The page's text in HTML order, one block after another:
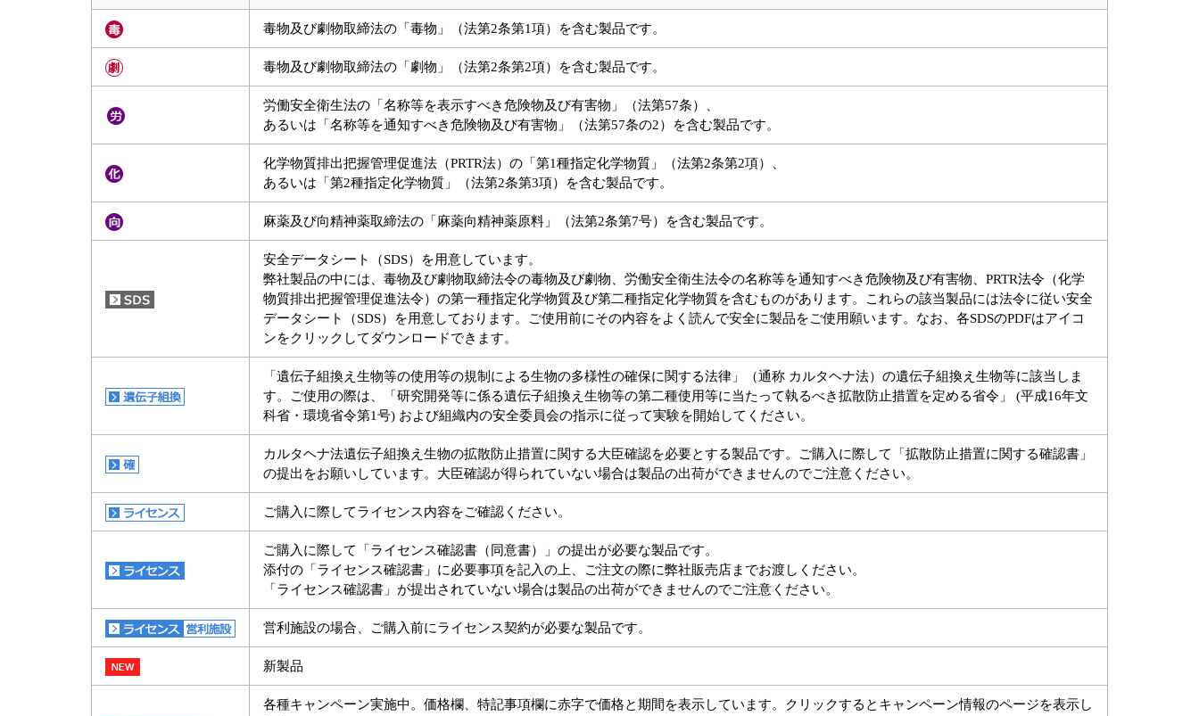
毒物及び劇物取締法の「毒物」（法第2条第1項）を含む製品です。
毒物及び劇物取締法の「劇物」（法第2条第2項）を含む製品です。
労働安全衛生法の「名称等を表示すべき危険物及び有害物」（法第57条）、
あるいは「名称等を通知すべき危険物及び有害物」（法第57条の2）を含む製品です。
化学物質排出把握管理促進法（PRTR法）の「第1種指定化学物質」（法第2条第2項）、
あるいは「第2種指定化学物質」（法第2条第3項）を含む製品です。
麻薬及び向精神薬取締法の「麻薬向精神薬原料」（法第2条第7号）を含む製品です。
安全データシート（SDS）を用意しています。
弊社製品の中には、毒物及び劇物取締法令の毒物及び劇物、労働安全衛生法令の名称等を通知すべき危険物及び有害物、PRTR法令（化学
物質排出把握管理促進法令）の第一種指定化学物質及び第二種指定化学物質を含むものがあります。これらの該当製品には法令に従い安全
データシート（SDS）を用意しております。ご使用前にその内容をよく読んで安全に製品をご使用願います。なお、各SDSのPDFはアイコ
ンをクリックしてダウンロードできます。
「遺伝子組換え生物等の使用等の規制による生物の多様性の確保に関する法律」（通称 カルタヘナ法）の遺伝子組換え生物等に該当しま
す。ご使用の際は、「研究開発等に係る遺伝子組換え生物等の第二種使用等に当たって執るべき拡散防止措置を定める省令」 (平成16年文
科省・環境省令第1号) および組織内の安全委員会の指示に従って実験を開始してください。
カルタヘナ法遺伝子組換え生物の拡散防止措置に関する大臣確認を必要とする製品です。ご購入に際して「拡散防止措置に関する確認書」
の提出をお願いしています。大臣確認が得られていない場合は製品の出荷ができませんのでご注意ください。
ご購入に際してライセンス内容をご確認ください。
ご購入に際して「ライセンス確認書（同意書）」の提出が必要な製品です。
添付の「ライセンス確認書」に必要事項を記入の上、ご注文の際に弊社販売店までお渡しください。
「ライセンス確認書」が提出されていない場合は製品の出荷ができませんのでご注意ください。
営利施設の場合、ご購入前にライセンス契約が必要な製品です。
新製品
各種キャンペーン実施中。価格欄、特記事項欄に赤字で価格と期間を表示しています。クリックするとキャンペーン情報のページを表示し